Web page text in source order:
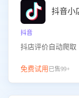
抖音小
抖音
抖店评价自动爬取
免费试用 已售99+